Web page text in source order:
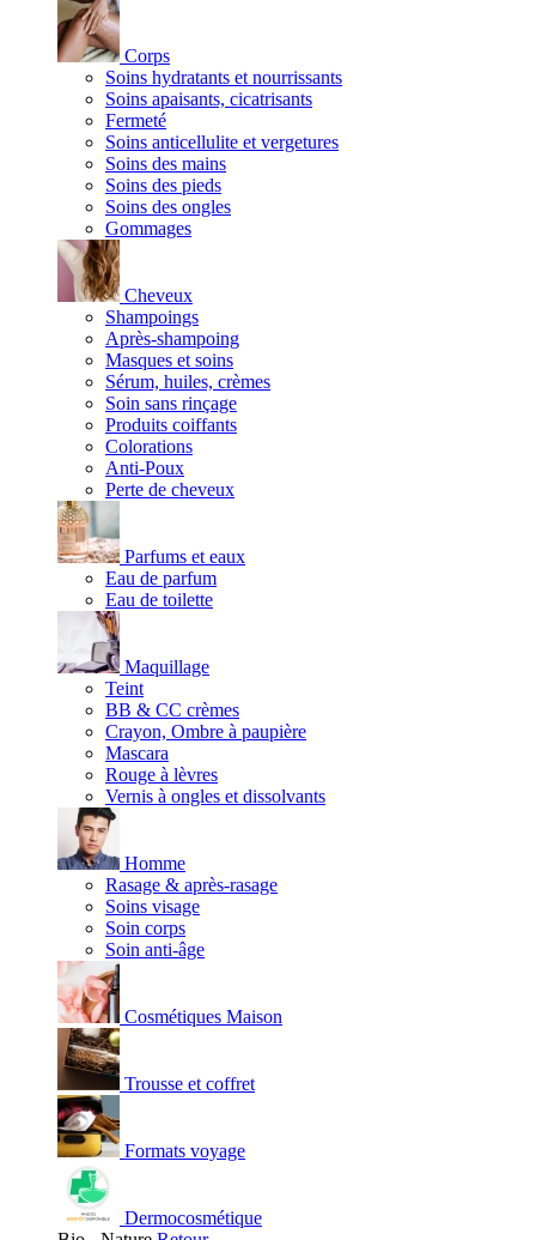
Corps
Soins hydratants et nourrissants
Soins apaisants, cicatrisants
Fermeté
Soins anticellulite et vergetures
Soins des mains
Soins des pieds
Soins des ongles
Gommages
Cheveux
Shampoings
Après-shampoing
Masques et soins
Sérum, huiles, crèmes
Soin sans rinçage
Produits coiffants
Colorations
Anti-Poux
Perte de cheveux
Parfums et eaux
Eau de parfum
Eau de toilette
Maquillage
Teint
BB & CC crèmes
Crayon, Ombre à paupière
Mascara
Rouge à lèvres
Vernis à ongles et dissolvants
Homme
Rasage & après-rasage
Soins visage
Soin corps
Soin anti-âge
Cosmétiques Maison
Trousse et coffret
Formats voyage
Dermocosmétique